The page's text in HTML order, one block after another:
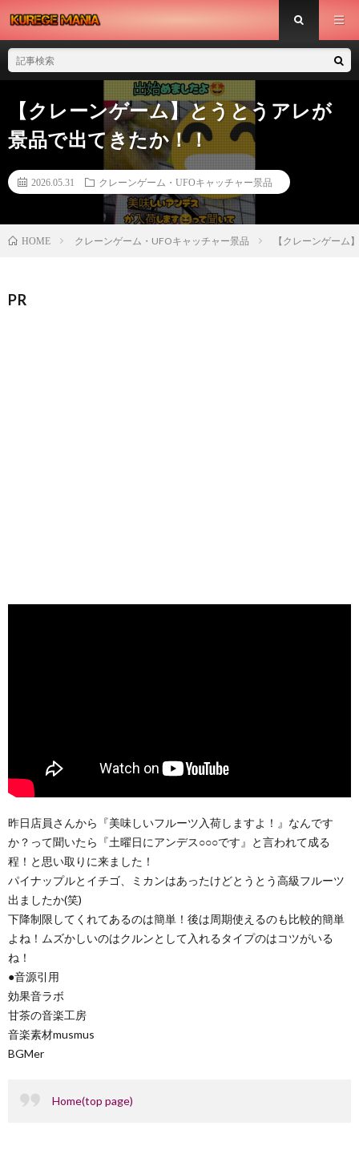
【クレーンゲーム】とうとうアレが
景品で出てきたか！！
2026.05.31 クレーンゲーム・UFOキャッチャー景品
HOME クレーンゲーム・UFOキャッチャー景品 【クレーンゲーム
PR
昨日店員さんから『美味しいフルーツ入荷しますよ！』なんです
か？って聞いたら『土曜日にアンデス○○○です』と言われて成る
程！と思い取りに来ました！
パイナップルとイチゴ、ミカンはあったけどとうとう高級フルーツ
出ましたか(笑)
下降制限してくれてあるのは簡単！後は周期使えるのも比較的簡単
よね！ムズかしいのはクルンとして入れるタイプのはコツがいる
ね！
●音源引用
効果音ラボ
甘茶の音楽工房
音楽素材musmus
BGMer
Home(top page)